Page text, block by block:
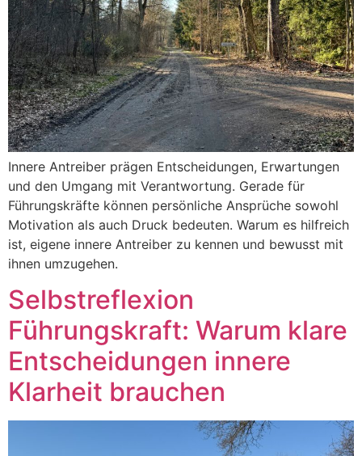
Innere Antreiber prägen Entscheidungen, Erwartungen
und den Umgang mit Verantwortung. Gerade für
Führungskräfte können persönliche Ansprüche sowohl
Motivation als auch Druck bedeuten. Warum es hilfreich
ist, eigene innere Antreiber zu kennen und bewusst mit
ihnen umzugehen.
Selbstreflexion
Führungskraft: Warum klare
Entscheidungen innere
Klarheit brauchen